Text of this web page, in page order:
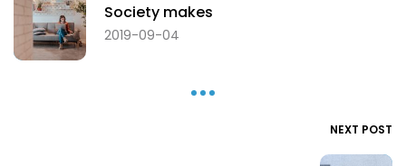
Society makes
2019-09-04
NEXT POST